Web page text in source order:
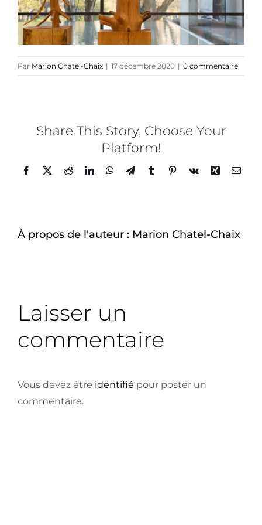
Direction créative
Blog
TEDx
Par Marion Chatel-Chaix | 17 décembre 2020 | 0 commentaire
Share This Story, Choose Your
Platform!
Facebook
TwitterRedditLinkedInWhatsApp
TelegramTumblrPinterest
Vk Xing Email
À propos de l'auteur : Marion Chatel-Chaix
Laisser un
commentaire
Vous devez être identifié pour poster un
commentaire.